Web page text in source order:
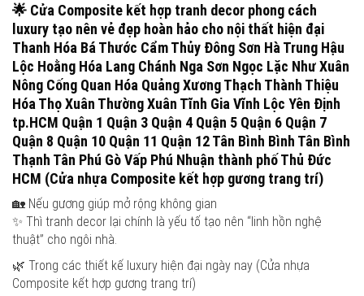
🌟 Cửa Composite kết hợp tranh decor phong cách
luxury tạo nên vẻ đẹp hoàn hảo cho nội thất hiện đại
Thanh Hóa Bá Thước Cẩm Thủy Đông Sơn Hà Trung Hậu
Lộc Hoằng Hóa Lang Chánh Nga Sơn Ngọc Lặc Như Xuân
Nông Cống Quan Hóa Quảng Xương Thạch Thành Thiệu
Hóa Thọ Xuân Thường Xuân Tĩnh Gia Vĩnh Lộc Yên Định
tp.HCM Quận 1 Quận 3 Quận 4 Quận 5 Quận 6 Quận 7
Quận 8 Quận 10 Quận 11 Quận 12 Tân Bình Bình Tân Bình
Thạnh Tân Phú Gò Vấp Phú Nhuận thành phố Thủ Đức
HCM (Cửa nhựa Composite kết hợp gương trang trí)
🏡 Nếu gương giúp mở rộng không gian
✨ Thì tranh decor lại chính là yếu tố tạo nên “linh hồn nghệ
thuật” cho ngôi nhà.
🌿 Trong các thiết kế luxury hiện đại ngày nay (Cửa nhựa
Composite kết hợp gương trang trí)